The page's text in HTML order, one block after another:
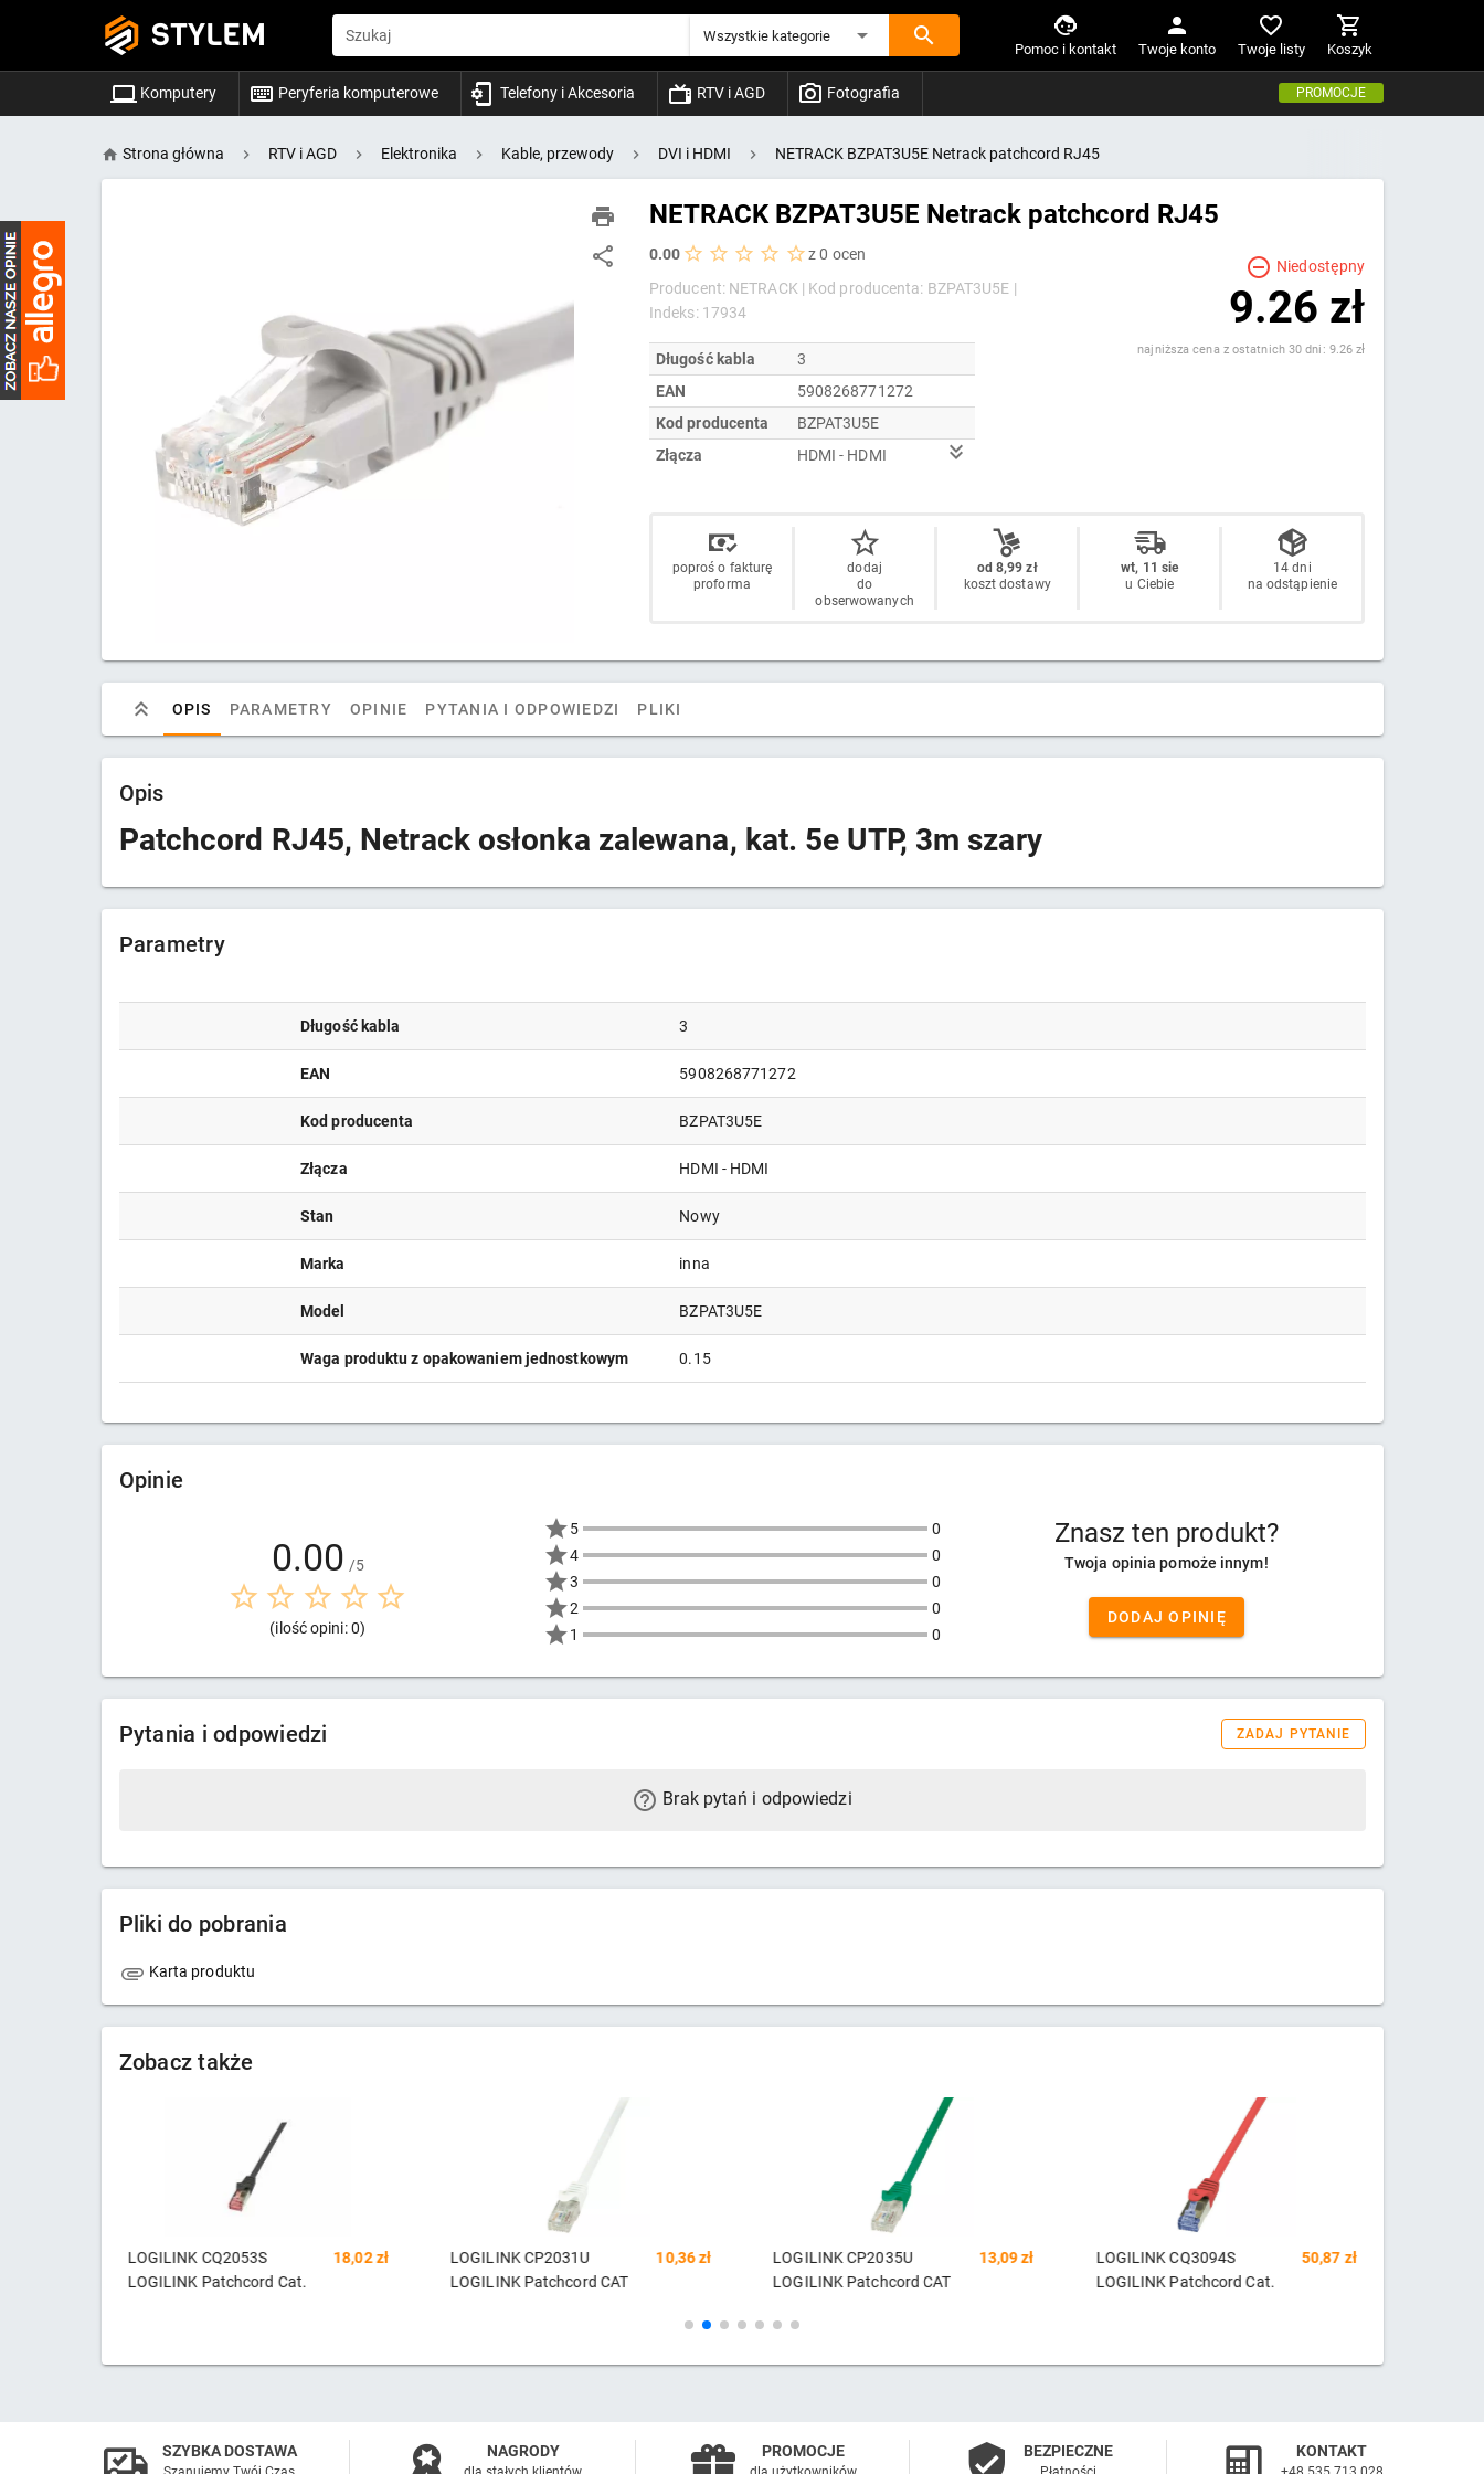
STYLEM Szukaj Wszystkie kategorie
Pomoc i kontakt Twoje konto Twoje listy Koszyk
Komputery Peryferia komputerowe Telefony i Akcesoria RTV i AGD Fotografia PROMOCJE
Strona główna RTV i AGD Elektronika Kable, przewody DVI i HDMI NETRACK BZPAT3U5E Netrack patchcord RJ45
NETRACK BZPAT3U5E Netrack patchcord RJ45
0.00
z 0 ocen
Producent: NETRACK | Kod producenta: BZPAT3U5E |
Indeks: 17934
Długość kabla
3
EAN
5908268771272
Kod producenta
BZPAT3U5E
Złącza
HDMI - HDMI
Niedostępny
9.26 zł
najniższa cena z ostatnich 30 dni: 9.26 zł
poproś o fakturę
proforma
dodaj
do
obserwowanych
od 8,99 zł
koszt dostawy
wt, 11 sie
u Ciebie
14 dni
na odstąpienie
OPIS PARAMETRY OPINIE PYTANIA I ODPOWIEDZI PLIKI
Opis
Patchcord RJ45, Netrack osłonka zalewana, kat. 5e UTP, 3m szary
Parametry
Długość kabla 3
EAN 5908268771272
Kod producenta BZPAT3U5E
Złącza HDMI - HDMI
Stan Nowy
Marka inna
Model BZPAT3U5E
Waga produktu z opakowaniem jednostkowym 0.15
Opinie
0.00 /5
(ilość opini: 0)
5
0
4
0
3
0
2
0
1
0
Znasz ten produkt?
Twoja opinia pomoże innym!
DODAJ OPINIĘ
Pytania i odpowiedzi ZADAJ PYTANIE
Brak pytań i odpowiedzi
Pliki do pobrania
Karta produktu
Zobacz także
LOGILINK CQ2053S
LOGILINK Patchcord Cat.
18,02 zł
LOGILINK CP2031U
LOGILINK Patchcord CAT
10,36 zł
LOGILINK CP2035U
LOGILINK Patchcord CAT
13,09 zł
LOGILINK CQ3094S
LOGILINK Patchcord Cat.
50,87 zł
SZYBKA DOSTAWA NAGRODY PROMOCJE BEZPIECZNE KONTAKT